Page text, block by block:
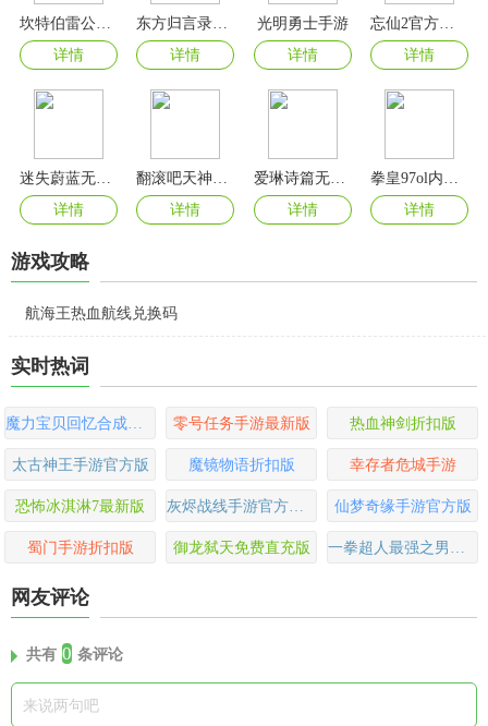
坎特伯雷公主与骑士唤醒冠军之剑的奇幻冒险官方版
详情
详情
光明勇士手游
详情
详情
迷失蔚蓝无限资源版
详情
详情
爱琳诗篇无限内购版
详情
详情
游戏攻略
航海王热血航线兑换码
实时热词
魔力宝贝回忆合成版官方版 零号任务手游最新版 热血神剑折扣版
太古神王手游官方版 魔镜物语折扣版 幸存者危城手游
恐怖冰淇淋7最新版 灰烬战线手游官方最新版 仙梦奇缘手游官方版
蜀门手游折扣版 御龙弑天免费直充版 一拳超人最强之男小y版
网友评论
共有 0 条评论